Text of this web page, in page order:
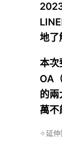
地了
本次
OA
的
萬不
✧延伸